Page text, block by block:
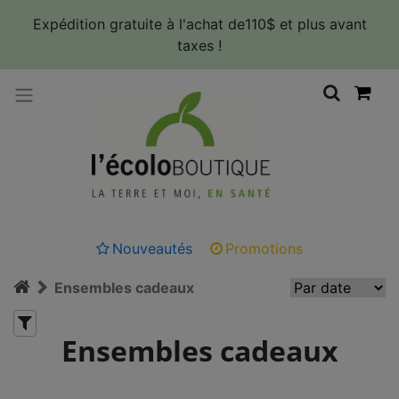
Expédition gratuite à l'achat de110$ et plus avant
taxes !
Nouveautés Promotions
Ensembles cadeaux
Ensembles cadeaux